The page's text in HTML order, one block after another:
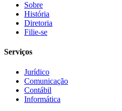
Sobre
História
Diretoria
Filie-se
Serviços
Jurídico
Comunicação
Contábil
Informática